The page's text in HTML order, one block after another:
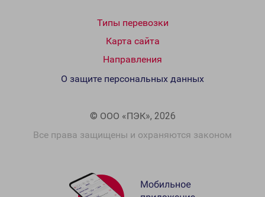
Типы перевозки
Карта сайта
Направления
© ООО «ПЭК», 2026
Все права защищены и охраняются законом
О защите персональных данных